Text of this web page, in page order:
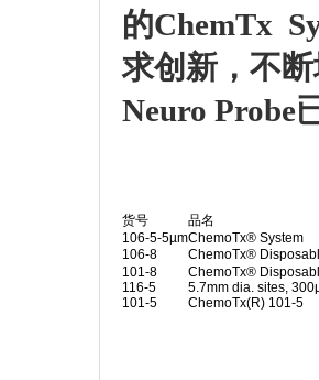
的ChemTx
求创新，不
Neuro Probe
货号
品名
106-5-5µmChemoTx® System
106-8
ChemoTx®
101-8
ChemoTx®
116-5
5.7mm dia. sites,
101-5
ChemoTx(R) 101-5